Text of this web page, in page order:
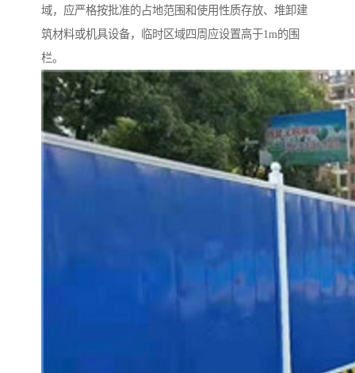
域，应严格按批准的占地范围和使用性质存放、堆卸建
筑材料或机具设备，临时区域四周应设置高于1m的围
栏。